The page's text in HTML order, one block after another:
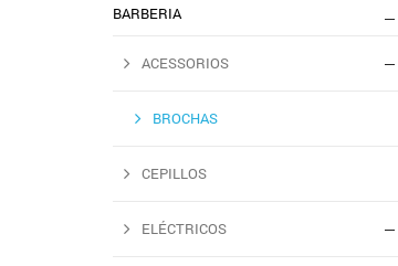
BARBERIA
ACESSORIOS
BROCHAS
CEPILLOS
ELÉCTRICOS